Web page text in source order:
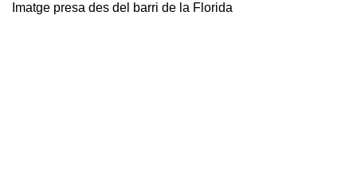
Imatge presa des del barri de la Florida